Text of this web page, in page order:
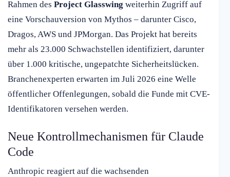
Rahmen des Project Glasswing weiterhin Zugriff auf
eine Vorschauversion von Mythos – darunter Cisco,
Dragos, AWS und JPMorgan. Das Projekt hat bereits
mehr als 23.000 Schwachstellen identifiziert, darunter
über 1.000 kritische, ungepatchte Sicherheitslücken.
Branchenexperten erwarten im Juli 2026 eine Welle
öffentlicher Offenlegungen, sobald die Funde mit CVE-
Identifikatoren versehen werden.
Neue Kontrollmechanismen für Claude
Code
Anthropic reagiert auf die wachsenden